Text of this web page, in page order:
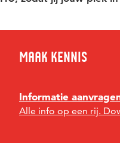
Maak kennis
Informatie
Alle info op een rij.